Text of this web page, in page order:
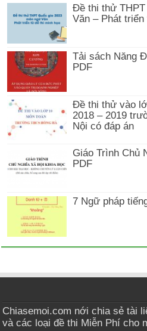
Đề thi thử
Văn – Phát
Tải sách Năng
PDF
Đề thi thử vào
2018 – 2019
Nội có đáp án
Giáo Trình Chủ
PDF
7 Ngữ pháp
Chiasemoi.com nới chia sẻ tài
và các loại đề thi Miễn Phí cho